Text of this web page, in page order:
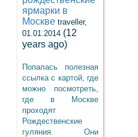
ярмарки в
Москве traveller,
01.01.2014 (12
years ago)
Попалась полезная
ссылка с картой, где
можно посмотреть,
где в Москве
проходят
Рождественские
гуляния. Они